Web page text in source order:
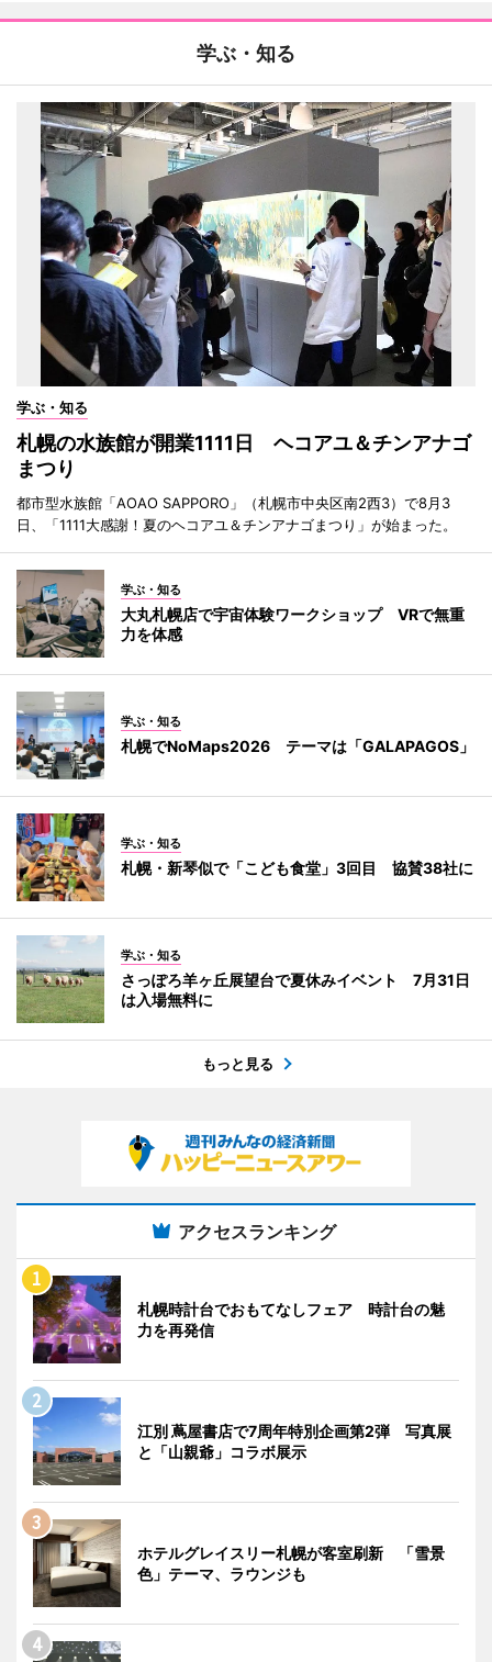
学ぶ・知る
学ぶ・知る
札幌の水族館が開業1111日 ヘコアユ＆チンアナゴ
まつり
都市型水族館「AOAO SAPPORO」（札幌市中央区南2西3）で8月3
日、「1111大感謝！夏のヘコアユ＆チンアナゴまつり」が始まった。
学ぶ・知る
大丸札幌店で宇宙体験ワークショップ VRで無重
力を体感
学ぶ・知る
札幌でNoMaps2026 テーマは「GALAPAGOS」
学ぶ・知る
札幌・新琴似で「こども食堂」3回目 協賛38社に
学ぶ・知る
さっぽろ羊ヶ丘展望台で夏休みイベント 7月31日
は入場無料に
もっと見る
アクセスランキング
札幌時計台でおもてなしフェア 時計台の魅
力を再発信
江別 蔦屋書店で7周年特別企画第2弾 写真展
と「山親爺」コラボ展示
ホテルグレイスリー札幌が客室刷新 「雪景
色」テーマ、ラウンジも